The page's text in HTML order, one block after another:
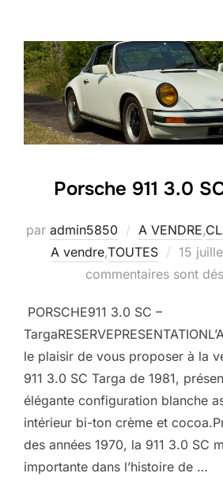
Porsche 911 3.0
par admin5850 A VENDRE,
A vendre,TOUTES
Publié
le
15
commentaires sont
PORSCHE911 3.0 SC –
le plaisir de vous proposer à la
911 3.0 SC Targa de 1981,
élégante configuration blanche
intérieur bi-ton crème et
des années 1970, la 911 3.0 SC
importante dans l’histoire de …